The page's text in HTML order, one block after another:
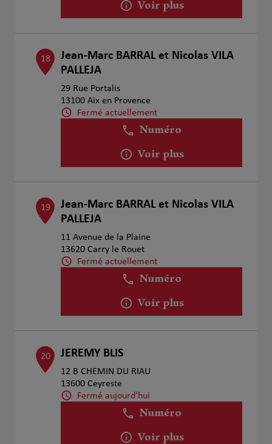
Voir plus
18
Jean-Marc BARRAL et Nicolas VILA
PALLEJA
29 Rue Portalis
13100 Aix en Provence
Fermé actuellement
Numéro
Voir plus
19
Jean-Marc BARRAL et Nicolas VILA
PALLEJA
11 Avenue de la Plaine
13620 Carry le Rouet
Fermé actuellement
Numéro
Voir plus
20 JEREMY BLIS
12 B CHEMIN DU RIAU
13600 Ceyreste
Fermé aujourd'hui
Numéro
Voir plus